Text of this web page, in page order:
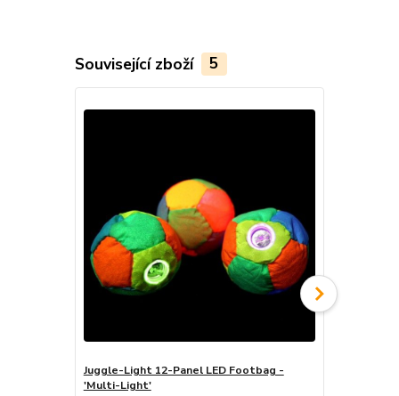
Související zboží 5
Juggle-Light 12-Panel LED Footbag -
'Multi-Light'